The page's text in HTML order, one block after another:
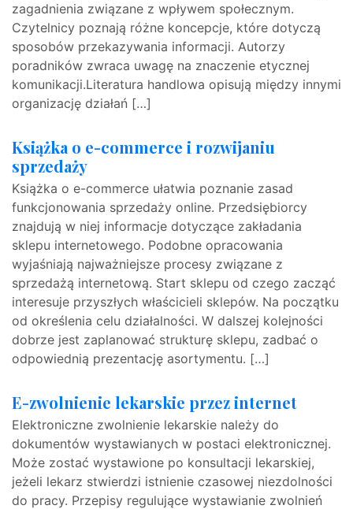
zagadnienia związane z wpływem społecznym.
Czytelnicy poznają różne koncepcje, które dotyczą
sposobów przekazywania informacji. Autorzy
poradników zwraca uwagę na znaczenie etycznej
komunikacji.Literatura handlowa opisują między innymi
organizację działań […]
Książka o e-commerce i rozwijaniu
sprzedaży
Książka o e-commerce ułatwia poznanie zasad
funkcjonowania sprzedaży online. Przedsiębiorcy
znajdują w niej informacje dotyczące zakładania
sklepu internetowego. Podobne opracowania
wyjaśniają najważniejsze procesy związane z
sprzedażą internetową. Start sklepu od czego zacząć
interesuje przyszłych właścicieli sklepów. Na początku
od określenia celu działalności. W dalszej kolejności
dobrze jest zaplanować strukturę sklepu, zadbać o
odpowiednią prezentację asortymentu. […]
E-zwolnienie lekarskie przez internet
Elektroniczne zwolnienie lekarskie należy do
dokumentów wystawianych w postaci elektronicznej.
Może zostać wystawione po konsultacji lekarskiej,
jeżeli lekarz stwierdzi istnienie czasowej niezdolności
do pracy. Przepisy regulujące wystawianie zwolnień